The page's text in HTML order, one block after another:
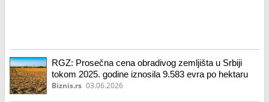
RGZ: Prosečna cena obradivog zemljišta u Srbiji
tokom 2025. godine iznosila 9.583 evra po hektaru
Biznis.rs 03.06.2026